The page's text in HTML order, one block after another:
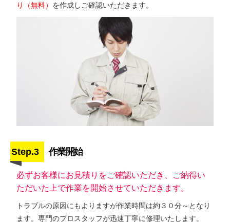
り（無料） を作成しご確認いただきます。
Step.3 作業開始
必ずお客様にお見積りをご確認いただき、ご納得い
ただいた上で作業を開始させていただきます。
トラブルの原因にもよりますが作業時間は約３０分～となり
ます。専門のプロスタッフが迅速丁寧に修理いたします。